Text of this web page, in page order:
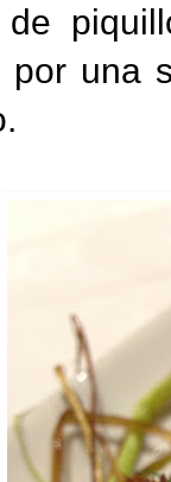
de
por una